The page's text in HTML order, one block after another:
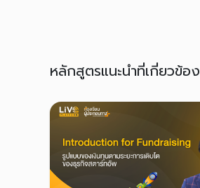
หลักสูตรแนะนำที่เกี่ยวข้อง